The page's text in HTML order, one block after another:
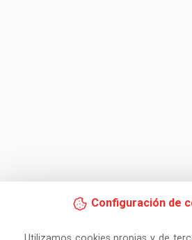
Configuración de